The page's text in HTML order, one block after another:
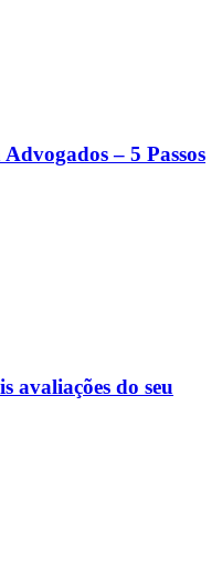
– 5 Passos
avaliações do seu